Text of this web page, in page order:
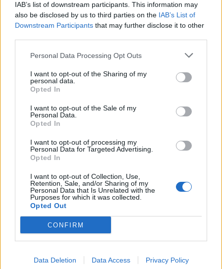
IAB’s list of downstream participants. This information may
also be disclosed by us to third parties on the IAB’s List of
Downstream Participants that may further disclose it to other
Personal Data Processing Opt Outs
I want to opt-out of the Sharing of my
personal data.
Opted In
I want to opt-out of the Sale of my
Personal Data.
Opted In
I want to opt-out of processing my
Personal Data for Targeted Advertising.
Opted In
I want to opt-out of Collection, Use,
Retention, Sale, and/or Sharing of my
Personal Data that Is Unrelated with the
Purposes for which it was collected.
Opted Out
CONFIRM
Data Deletion Data Access Privacy Policy
Calcula la diferencia entre fechas
Sumar o restar días o semanas a una
¿Quién cumple años hoy?
Calculadora de Calorías
Calculadora de índice de masa corporal
Todas las calculadoras
Únete al canal de WhatsApp
Entra en nuestro canal de Telegram
Días Más Buscados
8 de marzo -
Día Internacional de la Mujer